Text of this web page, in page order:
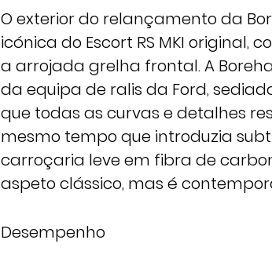
O exterior do relançamento da
icónica do Escort RS MKI original,
a arrojada grelha frontal. A
da equipa de ralis da Ford,
que todas as curvas e detalhes
mesmo tempo que introduzia
carroçaria leve em fibra de
aspeto clássico, mas é
Desempenho